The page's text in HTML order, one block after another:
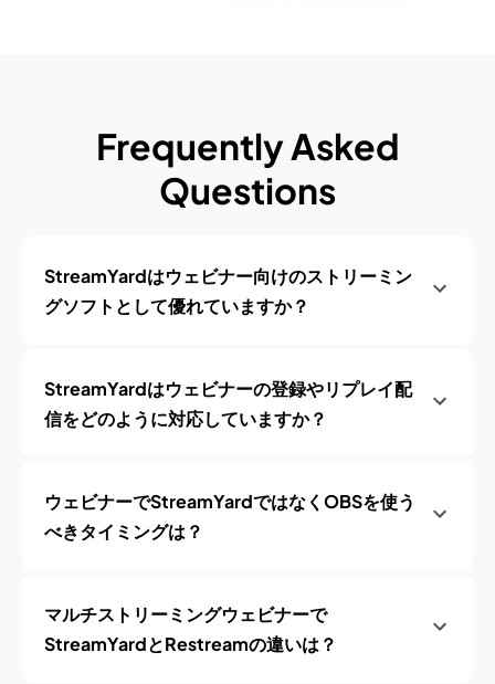
Frequently Asked
Questions
StreamYardはウェビナー向けのストリーミン
グソフトとして優れていますか？
StreamYardはウェビナーの登録やリプレイ配
信をどのように対応していますか？
ウェビナーでStreamYardではなくOBSを使う
べきタイミングは？
マルチストリーミングウェビナーで
StreamYardとRestreamの違いは？